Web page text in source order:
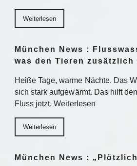
Weiterlesen
München News :
was den Tieren zusätzlich
Heiße Tage, warme Nächte. Das
sich stark aufgewärmt. Das hilft
Fluss jetzt. Weiterlesen
Weiterlesen
München News :